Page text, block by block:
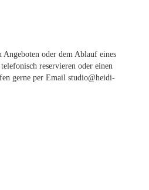
Angeboten oder dem Ablauf eines
reservieren oder einen
gerne per Email studio@heidi-